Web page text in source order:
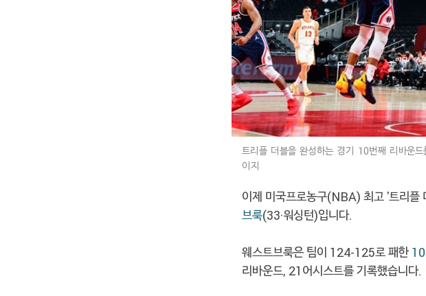
트리플 더블을 완성하는 경기 10번째 리바운
이지
이제 미국프로농구(NBA) 최고 '트리플
브룩(33·워싱턴)입니다.
웨스트브룩은 팀이 124-125로 패한
리바운드, 21어시스트를 기록했습니다.